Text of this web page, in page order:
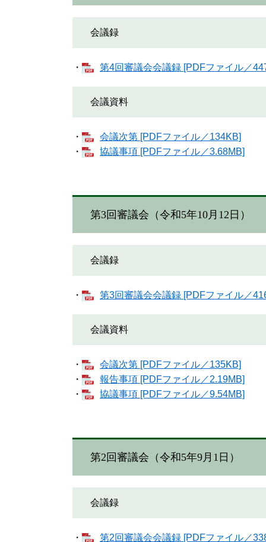
会議録
・ 第4回審議会会議録 [PDFファイル／
会議資料
・
会議次第 [PDFファイル／134KB]
・
協議事項 [PDFファイル／3.68MB]
第3回審議会（令和5年10月12日）
会議録
・ 第3回審議会会議録 [PDFファイル／
会議資料
・
会議次第 [PDFファイル／135KB]
・
報告事項 [PDFファイル／2.19MB]
・
協議事項 [PDFファイル／9.54MB]
第2回審議会（令和5年9月1日）
会議録
・ 第2回審議会会議録 [PDFファイル／